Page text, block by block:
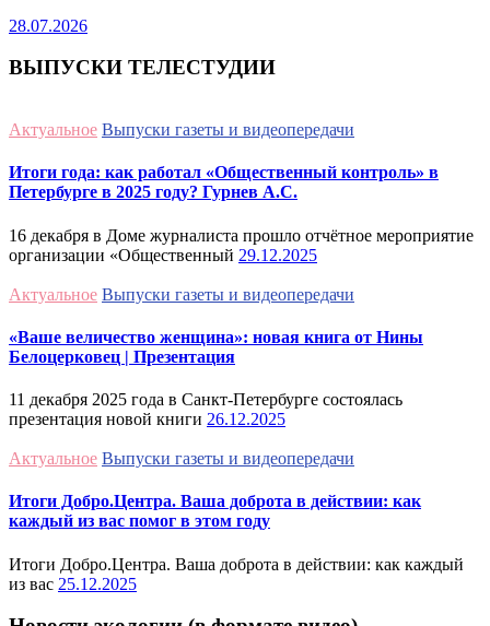
28.07.2026
ВЫПУСКИ ТЕЛЕСТУДИИ
Актуальное Выпуски газеты и видеопередачи
Итоги года: как работал «Общественный контроль» в
Петербурге в 2025 году? Гурнев А.С.
16 декабря в Доме журналиста прошло отчётное мероприятие
организации «Общественный 29.12.2025
Актуальное Выпуски газеты и видеопередачи
«Ваше величество женщина»: новая книга от Нины
Белоцерковец | Презентация
11 декабря 2025 года в Санкт-Петербурге состоялась
презентация новой книги 26.12.2025
Актуальное Выпуски газеты и видеопередачи
Итоги Добро.Центра. Ваша доброта в действии: как
каждый из вас помог в этом году
Итоги Добро.Центра. Ваша доброта в действии: как каждый
из вас 25.12.2025